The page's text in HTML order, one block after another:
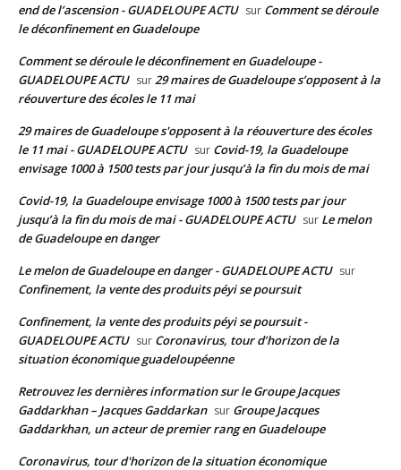
end de l’ascension - GUADELOUPE ACTU sur Comment se déroule
le déconfinement en Guadeloupe
Comment se déroule le déconfinement en Guadeloupe -
GUADELOUPE ACTU sur29 maires de Guadeloupe s’opposent à la
réouverture des écoles le 11 mai
29 maires de Guadeloupe s'opposent à la réouverture des écoles
le 11 mai - GUADELOUPE ACTU sur Covid-19, la Guadeloupe
envisage 1000 à 1500 tests par jour jusqu’à la fin du mois de mai
Covid-19, la Guadeloupe envisage 1000 à 1500 tests par jour
jusqu’à la fin du mois de mai - GUADELOUPE ACTU sur Le melon
de Guadeloupe en danger
Le melon de Guadeloupe en danger - GUADELOUPE ACTU sur
Confinement, la vente des produits péyi se poursuit
Confinement, la vente des produits péyi se poursuit -
GUADELOUPE ACTU sur Coronavirus, tour d’horizon de la
situation économique guadeloupéenne
Retrouvez les dernières information sur le Groupe Jacques
Gaddarkhan – Jacques Gaddarkan sur Groupe Jacques
Gaddarkhan, un acteur de premier rang en Guadeloupe
Coronavirus, tour d'horizon de la situation économique